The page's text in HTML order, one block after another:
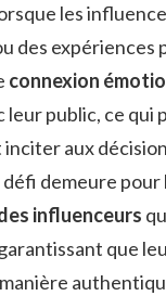
les
des expériences
connexion
leur public, ce qui
aux
demeure pour
influenceurs
que